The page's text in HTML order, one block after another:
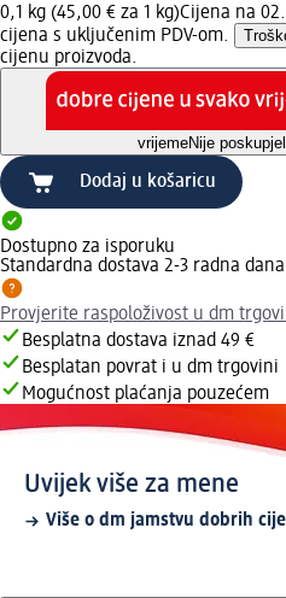
0,1 kg (45,00 € za 1 kg)Cijena na
cijena s uključenim PDV-om.
cijenu proizvoda.
vrijemeNije
Dodaj u košaricu
Dostupno za isporuku
Standardna dostava 2-3 radna dana
Provjerite raspoloživost u dm
Besplatna dostava iznad 49 €
Besplatan povrat i u dm trgovini
Mogućnost plaćanja pouzećem
Uvijek više za mene
Više o dm jamstvu dobrih